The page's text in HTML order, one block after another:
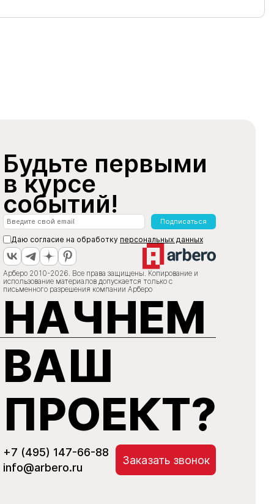
Будьте первыми
в курсе
событий!
Подписаться
Даю согласие на обработку персональных данных
Арберо 2010-2026. Все права защищены. Копирование и
использование материалов допускается только с
письменного разрешения компании Арберо
НАЧНЕМ
ВАШ
ПРОЕКТ?
+7 (495) 147-66-88
info@arbero.ru
Заказать звонок